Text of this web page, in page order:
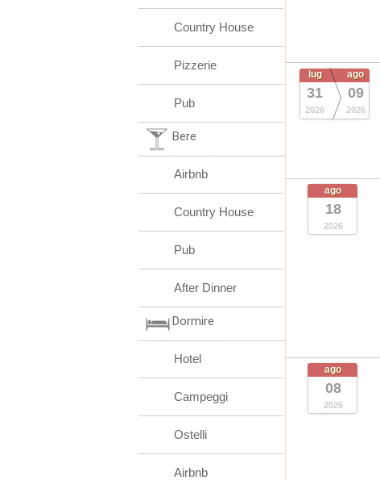
lug
31
2026
ago
09
2026
ago
18
2026
ago
08
2026
Country House
Pizzerie
Pub
Bere
Airbnb
Country House
Pub
After Dinner
Dormire
Hotel
Campeggi
Ostelli
Airbnb